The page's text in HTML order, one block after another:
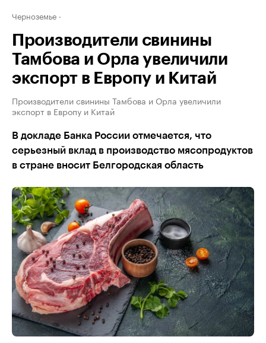
Черноземье
Производители свинины
Тамбова и Орла увеличили
экспорт в Европу и Китай
Производители свинины Тамбова и Орла увеличили
экспорт в Европу и Китай
В докладе Банка России отмечается, что
серьезный вклад в производство мясопродуктов
в стране вносит Белгородская область